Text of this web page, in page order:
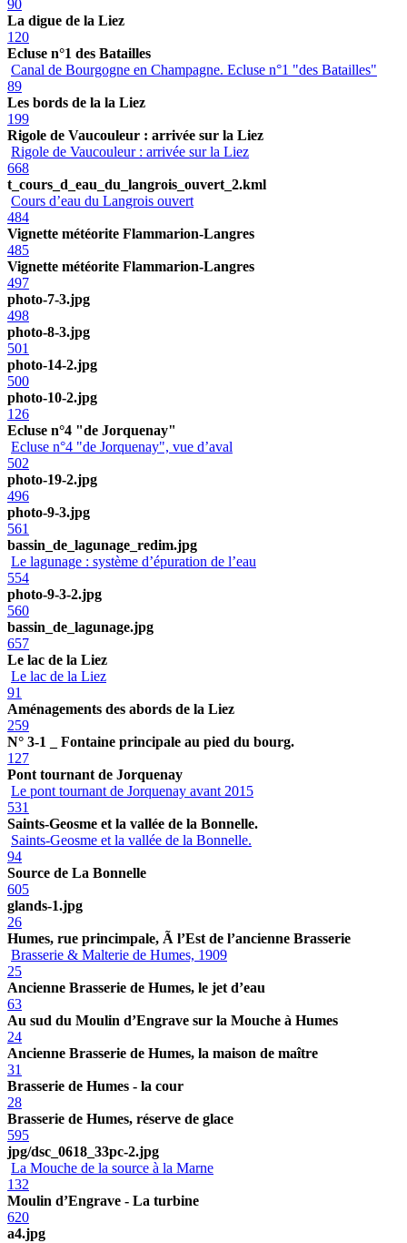
90
La digue de la Liez
120
Ecluse n°1 des Batailles
Canal de Bourgogne en Champagne. Ecluse n°1 "des Batailles"
89
Les bords de la la Liez
199
Rigole de Vaucouleur : arrivée sur la Liez
Rigole de Vaucouleur : arrivée sur la Liez
668
t_cours_d_eau_du_langrois_ouvert_2.kml
Cours d’eau du Langrois ouvert
484
Vignette météorite Flammarion-Langres
485
Vignette météorite Flammarion-Langres
497
photo-7-3.jpg
498
photo-8-3.jpg
501
photo-14-2.jpg
500
photo-10-2.jpg
126
Ecluse n°4 "de Jorquenay"
Ecluse n°4 "de Jorquenay", vue d’aval
502
photo-19-2.jpg
496
photo-9-3.jpg
561
bassin_de_lagunage_redim.jpg
Le lagunage : système d’épuration de l’eau
554
photo-9-3-2.jpg
560
bassin_de_lagunage.jpg
657
Le lac de la Liez
Le lac de la Liez
91
Aménagements des abords de la Liez
259
N° 3-1 _ Fontaine principale au pied du bourg.
127
Pont tournant de Jorquenay
Le pont tournant de Jorquenay avant 2015
531
Saints-Geosme et la vallée de la Bonnelle.
Saints-Geosme et la vallée de la Bonnelle.
94
Source de La Bonnelle
605
glands-1.jpg
26
Humes, rue princimpale, Ã l’Est de l’ancienne Brasserie
Brasserie & Malterie de Humes, 1909
25
Ancienne Brasserie de Humes, le jet d’eau
63
Au sud du Moulin d’Engrave sur la Mouche à Humes
24
Ancienne Brasserie de Humes, la maison de maître
31
Brasserie de Humes - la cour
28
Brasserie de Humes, réserve de glace
595
jpg/dsc_0618_33pc-2.jpg
La Mouche de la source à la Marne
132
Moulin d’Engrave - La turbine
620
a4.jpg